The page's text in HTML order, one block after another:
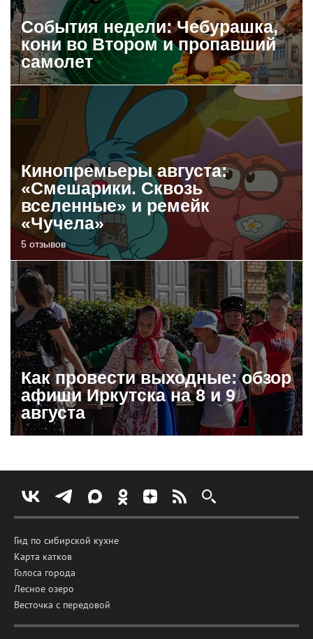
События недели: Чебурашка,
кони во Втором и пропавший
самолет
Кинопремьеры августа:
«Смешарики. Сквозь
вселенные» и ремейк
«Чучела»
5 отзывов
Как провести выходные: обзор
афиши Иркутска на 8 и 9
августа
Гид по сибирской кухне
Карта катков
Голоса города
Лесное озеро
Весточка с передовой